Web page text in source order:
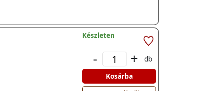
Készleten
- +
db
Kosárba